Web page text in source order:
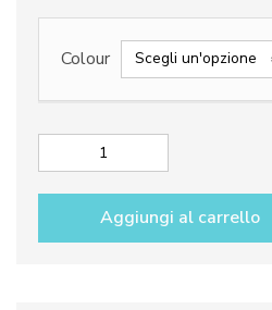
Colour
Sottobottiglia
quantità
Aggiungi al carrello